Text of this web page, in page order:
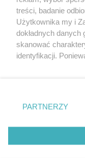
Nie zapomnij
zapoznać się z:
polityką
Twojemiasto
Piekary Śląskie
Chorzów
Tarnowskie Góry
Gliwice
treści, badanie
Użytkownika my i
dokładnych
skanować
identyfikacji.
prywatności
. Niektóre
zgody
takiemu
zastosowania tylko
PARTNERZY